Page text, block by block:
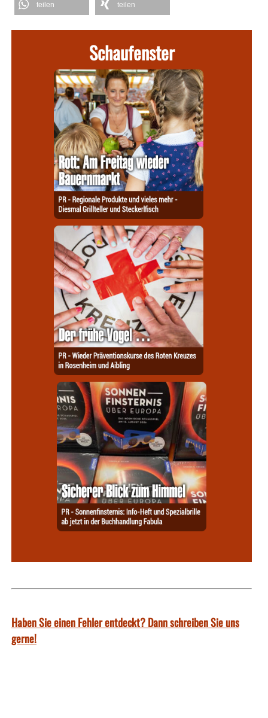
teilen teilen
Schaufenster
Haben Sie einen Fehler entdeckt? Dann schreiben Sie uns
gerne!